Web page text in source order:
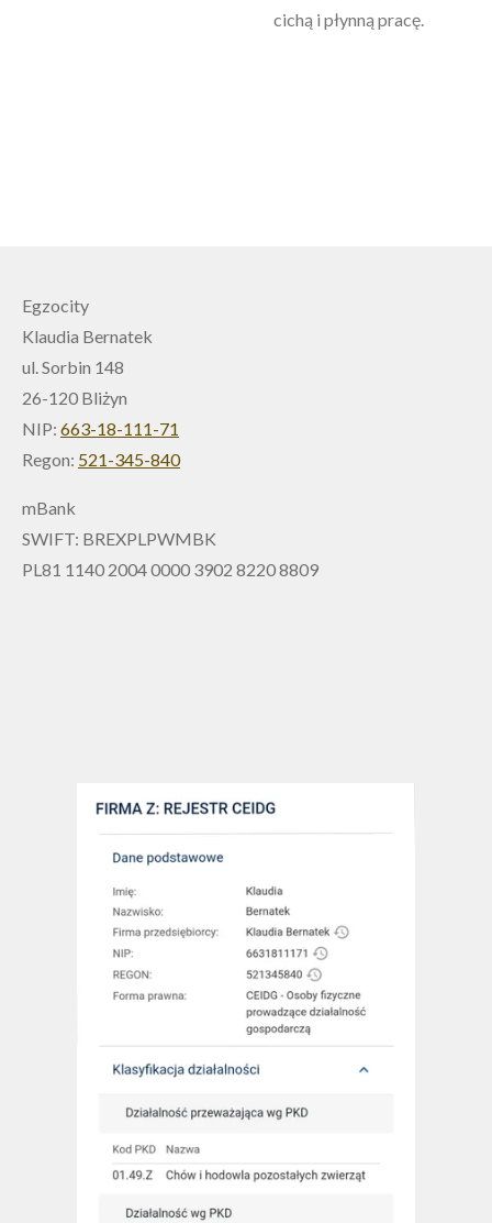
cichą i płynną pracę.
Egzocity
Klaudia Bernatek
ul. Sorbin 148
26-120 Bliżyn
NIP: 663-18-111-71
Regon: 521-345-840
mBank
SWIFT: BREXPLPWMBK
PL81 1140 2004 0000 3902 8220 8809